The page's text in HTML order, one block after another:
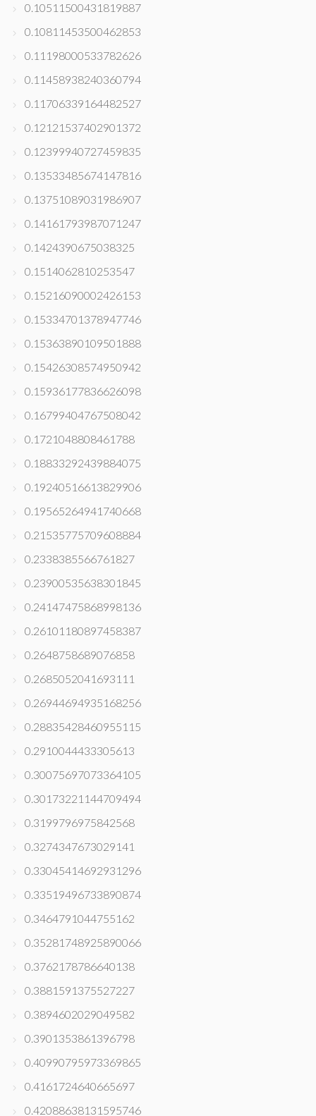
0.10511500431819887
0.10811453500462853
0.11198000533782626
0.11458938240360794
0.11706339164482527
0.12121537402901372
0.12399940727459835
0.13533485674147816
0.13751089031986907
0.14161793987071247
0.1424390675038325
0.1514062810253547
0.15216090002426153
0.15334701378947746
0.15363890109501888
0.15426308574950942
0.15936177836626098
0.16799404767508042
0.1721048808461788
0.18833292439884075
0.19240516613829906
0.19565264941740668
0.21535775709608884
0.2338385566761827
0.23900535638301845
0.24147475868998136
0.26101180897458387
0.2648758689076858
0.2685052041693111
0.26944694935168256
0.28835428460955115
0.2910044433305613
0.30075697073364105
0.30173221144709494
0.3199796975842568
0.3274347673029141
0.33045414692931296
0.33519496733890874
0.3464791044755162
0.35281748925890066
0.3762178786640138
0.3881591375527227
0.3894602029049582
0.3901353861396798
0.40990795973369865
0.4161724640665697
0.42088638131595746